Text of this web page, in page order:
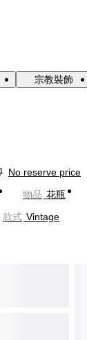
宗教裝飾
No reserve price
物品 花瓶
款式 Vintage